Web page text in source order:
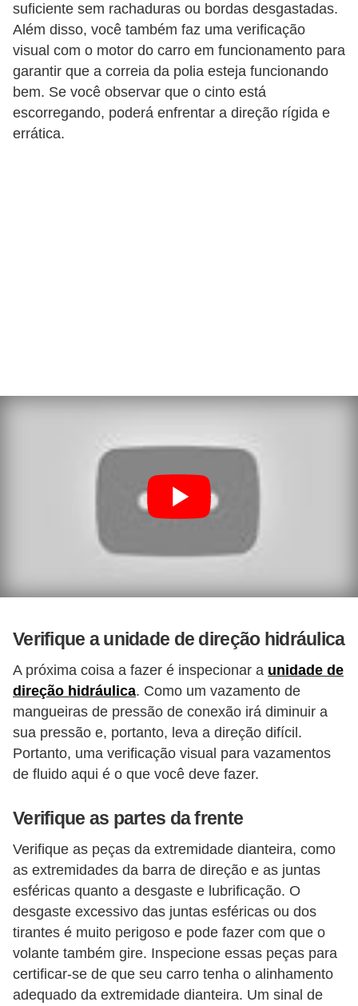
suficiente sem rachaduras ou bordas desgastadas.
Além disso, você também faz uma verificação
visual com o motor do carro em funcionamento para
garantir que a correia da polia esteja funcionando
bem. Se você observar que o cinto está
escorregando, poderá enfrentar a direção rígida e
errática.
Verifique a unidade de direção hidráulica
A próxima coisa a fazer é inspecionar a unidade de
direção hidráulica. Como um vazamento de
mangueiras de pressão de conexão irá diminuir a
sua pressão e, portanto, leva a direção difícil.
Portanto, uma verificação visual para vazamentos
de fluido aqui é o que você deve fazer.
Verifique as partes da frente
Verifique as peças da extremidade dianteira, como
as extremidades da barra de direção e as juntas
esféricas quanto a desgaste e lubrificação. O
desgaste excessivo das juntas esféricas ou dos
tirantes é muito perigoso e pode fazer com que o
volante também gire. Inspecione essas peças para
certificar-se de que seu carro tenha o alinhamento
adequado da extremidade dianteira. Um sinal de